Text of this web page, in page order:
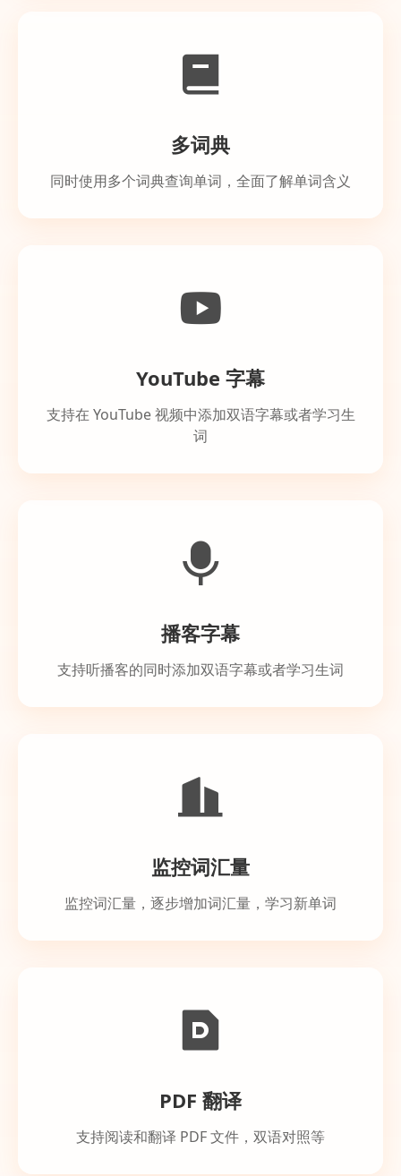
多词典
同时使用多个词典查询单词，全面了解单词含义
YouTube 字幕
支持在 YouTube 视频中添加双语字幕或者学习生
词
播客字幕
支持听播客的同时添加双语字幕或者学习生词
监控词汇量
监控词汇量，逐步增加词汇量，学习新单词
PDF 翻译
支持阅读和翻译 PDF 文件，双语对照等